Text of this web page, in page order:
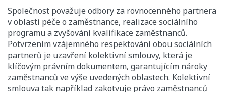
Společnost považuje odbory za rovnocenného partnera
v oblasti péče o zaměstnance, realizace sociálního
programu a zvyšování kvalifikace zaměstnanců.
Potvrzením vzájemného respektování obou sociálních
partnerů je uzavření kolektivní smlouvy, která je
klíčovým právním dokumentem, garantujícím nároky
zaměstnanců ve výše uvedených oblastech. Kolektivní
smlouva tak například zakotvuje právo zaměstnanců